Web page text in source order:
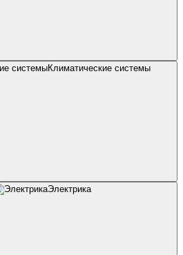
Климатические системы
Электрика